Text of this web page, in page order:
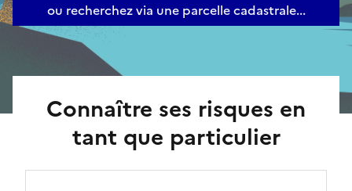
ou recherchez via une parcelle cadastrale...
Connaître ses risques en
tant que particulier